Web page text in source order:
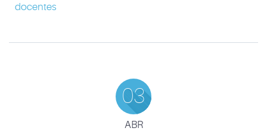
docentes
03
ABR